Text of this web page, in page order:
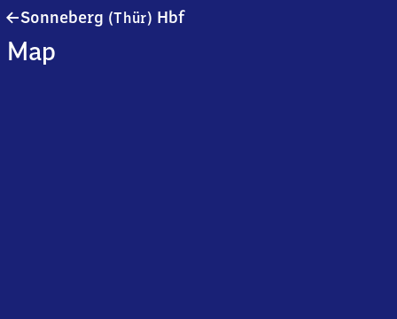
Sonneberg (Thür) HbfSonneberg
Map